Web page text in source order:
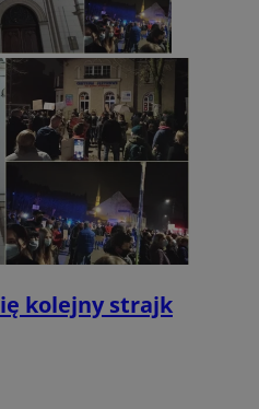
kolejny strajk